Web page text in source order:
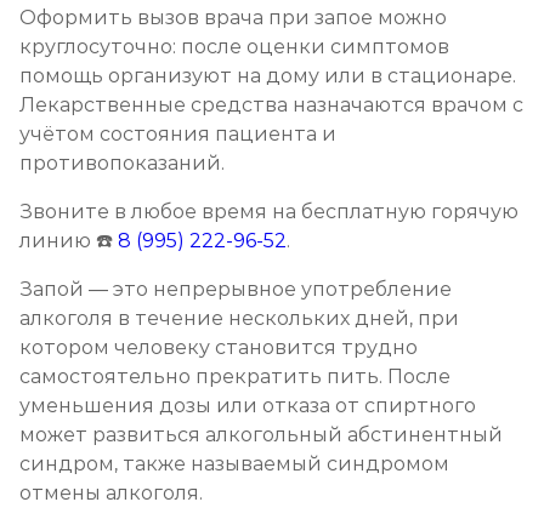
Оформить вызов врача при запое можно
круглосуточно: после оценки симптомов
помощь организуют на дому или в стационаре.
Лекарственные средства назначаются врачом с
учётом состояния пациента и
противопоказаний.
Звоните в любое время на бесплатную горячую
линию ☎️ 8 (995) 222-96-52.
Запой — это непрерывное употребление
алкоголя в течение нескольких дней, при
котором человеку становится трудно
самостоятельно прекратить пить. После
уменьшения дозы или отказа от спиртного
может развиться алкогольный абстинентный
синдром, также называемый синдромом
отмены алкоголя.